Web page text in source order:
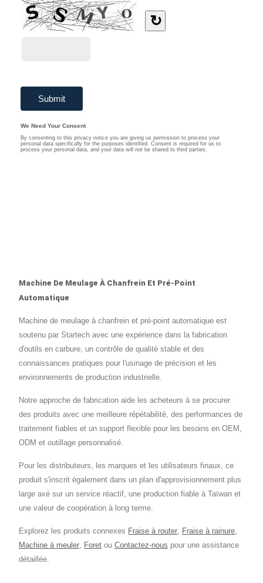
Machine De Meulage À Chanfrein Et Pré-Point
Automatique
Machine de meulage à chanfrein et pré-point automatique est
soutenu par Startech avec une expérience dans la fabrication
d'outils en carbure, un contrôle de qualité stable et des
connaissances pratiques pour l'usinage de précision et les
environnements de production industrielle.
Notre approche de fabrication aide les acheteurs à se procurer
des produits avec une meilleure répétabilité, des performances de
traitement fiables et un support flexible pour les besoins en OEM,
ODM et outillage personnalisé.
Pour les distributeurs, les marques et les utilisateurs finaux, ce
produit s'inscrit également dans un plan d'approvisionnement plus
large axé sur un service réactif, une production fiable à Taïwan et
une valeur de coopération à long terme.
Explorez les produits connexes Fraise à router, Fraise à rainure,
Machine à meuler, Foret ou Contactez-nous pour une assistance
détaillée.